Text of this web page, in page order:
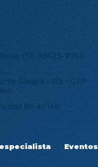
(51) 98425-9746
Alegre – RS – CEP
das 8h às 14h
Eventos